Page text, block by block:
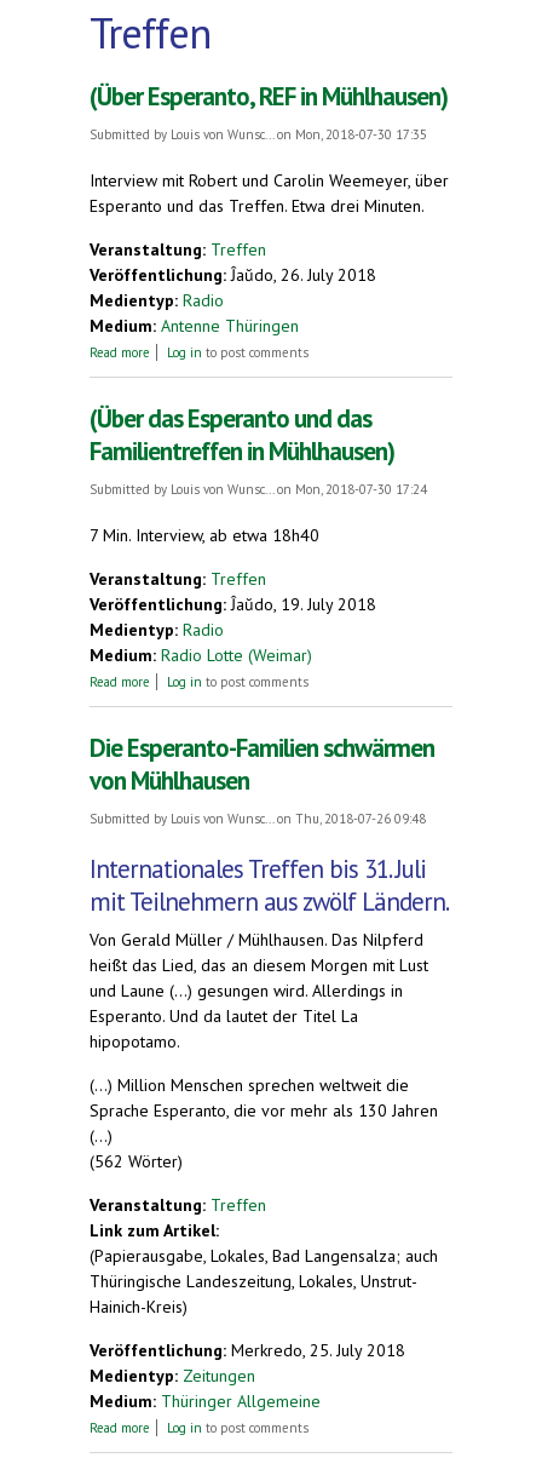
Treffen
(Über Esperanto, REF in Mühlhausen)
Submitted by Louis von Wunsc... on Mon, 2018-07-30 17:35
Interview mit Robert und Carolin Weemeyer, über
Esperanto und das Treffen. Etwa drei Minuten.
Veranstaltung: Treffen
Veröffentlichung: Ĵaŭdo, 26. July 2018
Medientyp: Radio
Medium: Antenne Thüringen
Read more about (Über Esperanto, REF in Mühlhausen)
Log in to post comments
(Über das Esperanto und das
Familientreffen in Mühlhausen)
Submitted by Louis von Wunsc... on Mon, 2018-07-30 17:24
7 Min. Interview, ab etwa 18h40
Veranstaltung: Treffen
Veröffentlichung: Ĵaŭdo, 19. July 2018
Medientyp: Radio
Medium: Radio Lotte (Weimar)
Read more about (Über das Esperanto und das Familientreffen
Log in to post comments
Die Esperanto-Familien schwärmen
von Mühlhausen
Submitted by Louis von Wunsc... on Thu, 2018-07-26 09:48
Internationales Treffen bis 31. Juli
mit Teilnehmern aus zwölf Ländern.
Von Gerald Müller / Mühlhausen. Das Nilpferd
heißt das Lied, das an diesem Morgen mit Lust
und Laune (...) gesungen wird. Allerdings in
Esperanto. Und da lautet der Titel La
hipopotamo.
(...) Million Menschen sprechen weltweit die
Sprache Esperanto, die vor mehr als 130 Jahren
(...)
(562 Wörter)
Veranstaltung: Treffen
Link zum Artikel:
(Papierausgabe, Lokales, Bad Langensalza; auch
Thüringische Landeszeitung, Lokales, Unstrut-
Hainich-Kreis)
Veröffentlichung: Merkredo, 25. July 2018
Medientyp: Zeitungen
Medium: Thüringer Allgemeine
Read more about Die Esperanto-Familien schwärmen von
Log in to post comments